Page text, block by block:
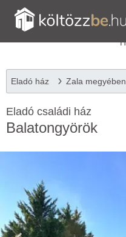
Eladó ház Zala megyében
Eladó családi ház
Balatongyörök